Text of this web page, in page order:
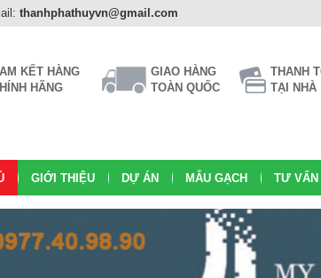
thanhphathuyvn@gmail.com
KẾT HÀNG
HÃNG
GIAO HÀNG
TOÀN QUỐC
THANH
TẠI NHÀ
GIỚI THIỆU DỰ ÁN MẪU GẠCH TƯ VẤN